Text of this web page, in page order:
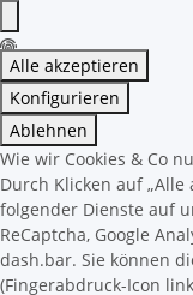
Alle akzeptieren
Konfigurieren
Ablehnen
Wie wir Cookies & Co
Durch Klicken auf „Alle
folgender Dienste auf
ReCaptcha, Google
dash.bar. Sie können
(Fingerabdruck-Icon